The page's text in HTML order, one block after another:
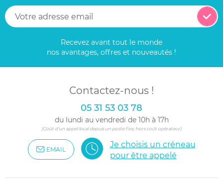
Recevez avant tout le monde
nos avantages, offres et nouveautés !
Contactez-nous !
05 31 53 03 78
du lundi au vendredi de 10h à 17h
(Coût d'un appel local depuis un poste fixe, hors coût opérateur)
EMAIL
Je choisis un créneau
pour être appelé